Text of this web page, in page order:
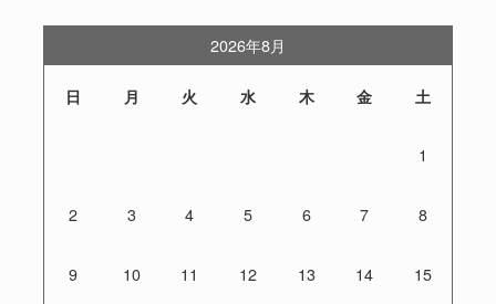
2026年8月
日 月 火 水 木 金 土
1
2 3 4 5 6 7 8
9 10 11 12 13 14 15